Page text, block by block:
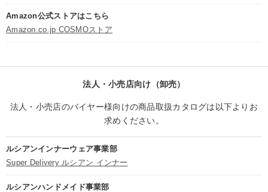
Amazon公式ストアはこちら
Amazon.co.jp COSMOストア
法人・小売店向け（卸売）
法人・小売店のバイヤー様向けの商品取扱カタログは以下よりお
求めください。
ルシアンインナーウェア事業部
Super Delivery ルシアン インナー
ルシアンハンドメイド事業部